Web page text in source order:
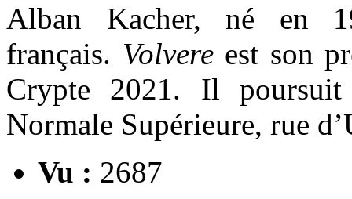
Alban Kacher, né en
français. Volvereest son
Crypte 2021. Il poursuit
Normale Supérieure, rue
Vu : 2687